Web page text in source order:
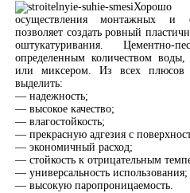
Хорошо
осуществления монтажных и
позволяет создать ровный
оштукатуривания. Цементно-
определенным количеством
или миксером. Из всех плюсов
выделить:
— надежность;
— высокое качество;
— влагостойкость;
— прекрасную адгезия с
— экономичный расход;
— стойкость к отрицательным
— универсальность использования;
— высокую паропроницаемость.